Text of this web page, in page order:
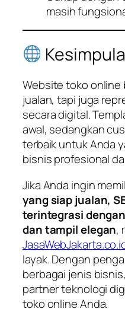
masih
Website toko online
jualan, tapi juga
secara digital.
awal, sedangkan
terbaik untuk Anda
bisnis profesional
Jika Anda ingin
yang siap jualan,
terintegrasi
dan tampil elegan,
layak. Dengan
berbagai jenis
partner teknologi
toko online Anda.